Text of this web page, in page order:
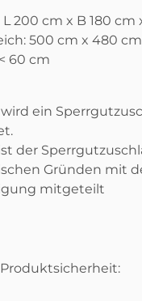
200 cm x B 180 cm
500 cm x 480 cm
60 cm
ein
der
Gründen mit
mitgeteilt